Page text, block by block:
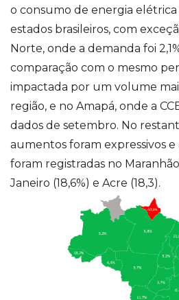
o consumo de energia
estados brasileiros, com
Norte, onde a demanda foi
comparação com o mesmo
impactada por um volume
região, e no Amapá, onde a
dados de setembro. No
aumentos foram expressivos e
foram registradas no Maranhão
Janeiro (18,6%) e Acre (18,3).